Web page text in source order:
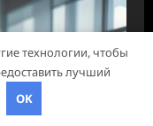
технологии, чтобы
лучший
OK